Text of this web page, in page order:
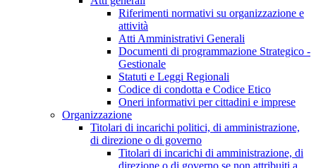
Riferimenti normativi su organizzazione e
attività
Atti Amministrativi Generali
Documenti di programmazione Strategico -
Gestionale
Statuti e Leggi Regionali
Codice di condotta e Codice Etico
Oneri informativi per cittadini e imprese
Organizzazione
Titolari di incarichi politici, di amministrazione,
di direzione o di governo
Titolari di incarichi di amministrazione, di
direzione o di governo se non attribuiti a